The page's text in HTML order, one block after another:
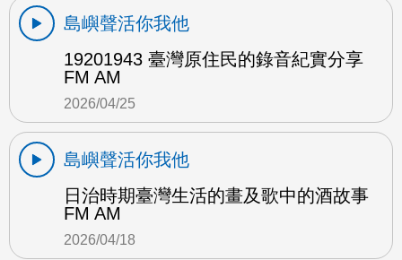
島嶼聲活你我他
19201943 臺灣原住民的錄音紀實分享
FM AM
2026/04/25
島嶼聲活你我他
日治時期臺灣生活的畫及歌中的酒故事
FM AM
2026/04/18